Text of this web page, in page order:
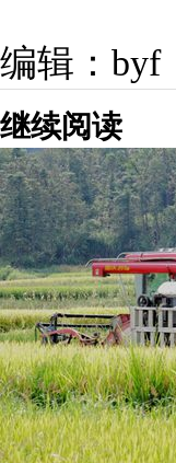
编辑：byf
继续阅读